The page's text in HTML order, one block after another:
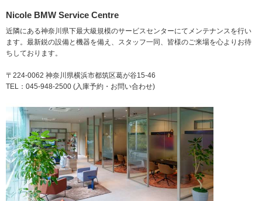
Nicole BMW Service Centre
近隣にある神奈川県下最大級規模のサービスセンターにてメンテナンスを行い
ます。最新鋭の設備と機器を備え、スタッフ一同、皆様のご来場を心よりお待
ちしております。
〒224-0062 神奈川県横浜市都筑区葛が谷15-46
TEL：045-948-2500 (入庫予約・お問い合わせ)